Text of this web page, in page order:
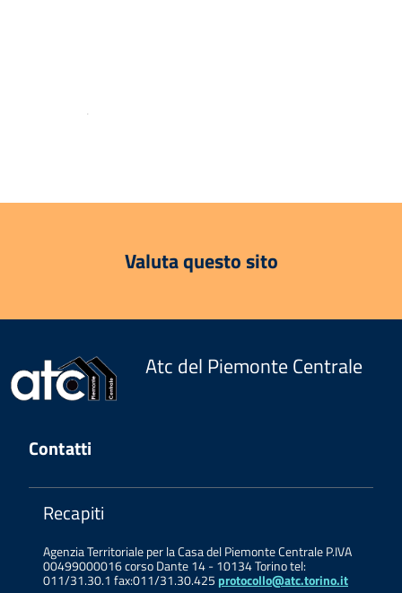
.
Valuta questo sito
Atc del Piemonte Centrale
Contatti
Recapiti
Agenzia Territoriale per la Casa del Piemonte Centrale P.IVA
00499000016 corso Dante 14 - 10134 Torino tel:
011/31.30.1 fax:011/31.30.425 protocollo@atc.torino.it